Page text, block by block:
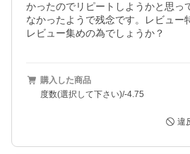
かったのでリピートしようかと思っ
なかったようで残念です。レビュー
レビュー集めの為でしょうか？
購入した商品
度数(選択して下さい)/-4.75
違